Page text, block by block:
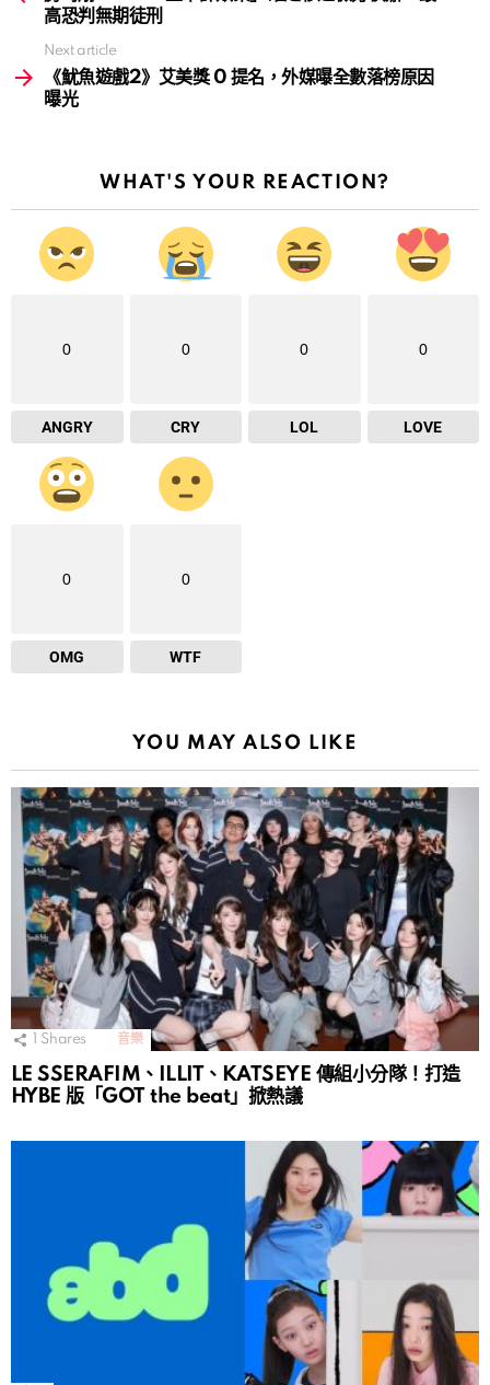
高恐判無期徒刑
Next article
《魷魚遊戲2》艾美獎 0 提名，外媒曝全數落榜原因
曝光
WHAT'S YOUR REACTION?
0
ANGRY
0
CRY
0
LOL
0
LOVE
0
OMG
0
WTF
YOU MAY ALSO LIKE
Shares 音樂
LE SSERAFIM、ILLIT、KATSEYE 傳組小分隊！打造
HYBE 版「GOT the beat」掀熱議